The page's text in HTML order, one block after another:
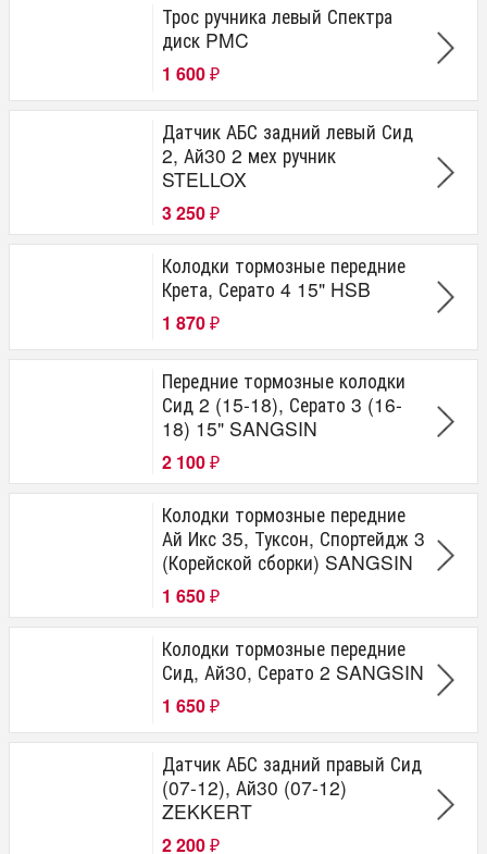
Трос ручника левый Спектра
диск PMC
1 600 ₽
Датчик АБС задний левый Сид
2, Ай30 2 мех ручник
STELLOX
3 250 ₽
Колодки тормозные передние
Крета, Серато 4 15" HSB
1 870 ₽
Передние тормозные колодки
Сид 2 (15-18), Серато 3 (16-
18) 15" SANGSIN
2 100 ₽
Колодки тормозные передние
Ай Икс 35, Туксон, Спортейдж 3
(Корейской сборки) SANGSIN
1 650 ₽
Колодки тормозные передние
Сид, Ай30, Серато 2 SANGSIN
1 650 ₽
Датчик АБС задний правый Сид
(07-12), Ай30 (07-12)
ZEKKERT
2 200 ₽